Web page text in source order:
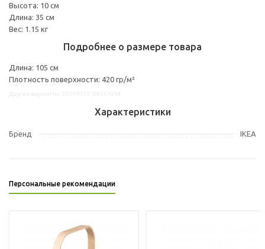
Высота: 10 см
Длина: 35 см
Вес: 1.15 кг
Подробнее о размере товара
Длина: 105 см
Плотность поверхности: 420 гр/м²
Характеристики
Бренд IKEA
Персональные рекомендации